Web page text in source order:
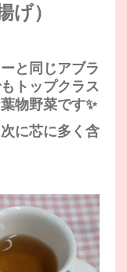
）
と同じアブラ
トップクラス
物野菜です✨
に芯に多く含